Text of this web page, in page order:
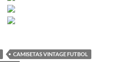
CAMISETAS VINTAGE FUTBOL